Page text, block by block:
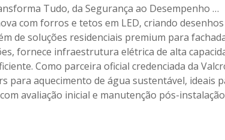
Tudo, da Segurança ao Desempenho …
com forros e tetos em LED, criando
de soluções residenciais premium para
fornece infraestrutura elétrica de alta
Como parceira oficial credenciada da
para aquecimento de água sustentável, ideais
avaliação inicial e manutenção pós-